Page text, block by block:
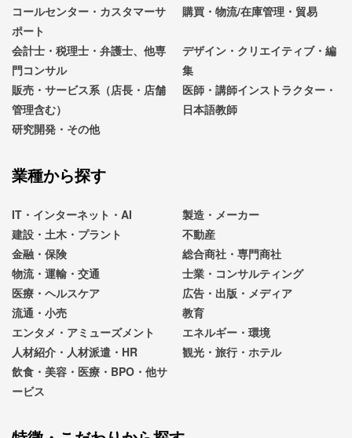
コールセンター・カスタマーサ
ポート
購買・物流/在庫管理・貿易
会計士・税理士・弁護士、他専
門コンサル
デザイン・クリエイティブ・編
集
販売・サービス系（店長・店舗
管理含む）
医師・講師インストラクター・
日本語教師
研究開発・その他
業種から探す
IT・インターネット・AI
製造・メーカー
建設・土木・プラント
不動産
金融・保険
総合商社・専門商社
物流・運輸・交通
士業・コンサルティング
医療・ヘルスケア
広告・出版・メディア
流通・小売
教育
エンタメ・アミューズメント
エネルギー・環境
人材紹介・人材派遣・HR
観光・旅行・ホテル
飲食・美容・医療・BPO・他サ
ービス